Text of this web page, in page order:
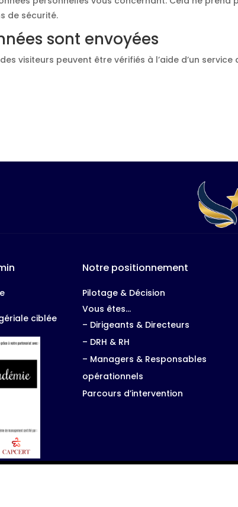
de sécurité.
sont envoyées
visiteurs peuvent être vérifiés à l’aide d’un
ciblée
Notre positionnement
Pilotage & Décision
Vous êtes…
– Dirigeants & Directeurs
– DRH & RH
– Managers & Responsables
opérationnels
Parcours d’intervention